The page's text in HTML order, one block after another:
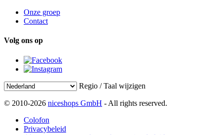
Onze groep
Contact
Volg ons op
Regio / Taal wijzigen
© 2010-2026 niceshops GmbH - All rights reserved.
Colofon
Privacybeleid